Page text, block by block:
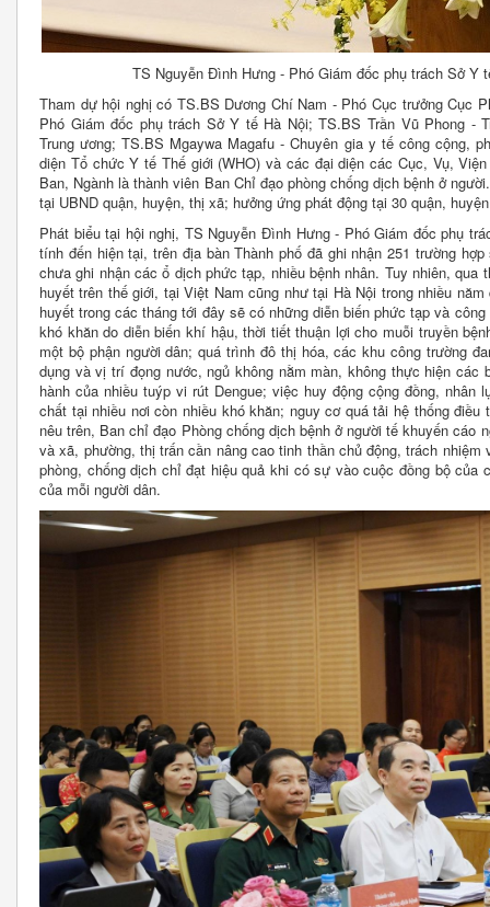
TS Nguyễn Đình Hưng - Phó Giám đốc phụ trách Sở Y
Tham dự hội nghị có TS.BS Dương Chí Nam - Phó Cục trưởng Cục
Phó Giám đốc phụ trách Sở Y tế Hà Nội; TS.BS Trần Vũ Phong -
Trung ương; TS.BS Mgaywa Magafu - Chuyên gia y tế công cộng,
diện Tổ chức Y tế Thế giới (WHO) và các đại diện các Cục, Vụ,
Ban, Ngành là thành viên Ban Chỉ đạo phòng chống dịch bệnh ở
tại UBND quận, huyện, thị xã; hưởng ứng phát động tại 30 quận,
Phát biểu tại hội nghị, TS Nguyễn Đình Hưng - Phó Giám đốc phụ
tính đến hiện tại, trên địa bàn Thành phố đã ghi nhận 251 trường
chưa ghi nhận các ổ dịch phức tạp, nhiều bệnh nhân. Tuy nhiên,
huyết trên thế giới, tại Việt Nam cũng như tại Hà Nội trong nhiều
huyết trong các tháng tới đây sẽ có những diễn biến phức tạp và
khó khăn do diễn biến khí hậu, thời tiết thuận lợi cho muỗi truyền
một bộ phận người dân; quá trình đô thị hóa, các khu công trường
dụng và vị trí đọng nước, ngủ không nằm màn, không thực hiện các
hành của nhiều tuýp vi rút Dengue; việc huy động cộng đồng, nhân
chất tại nhiều nơi còn nhiều khó khăn; nguy cơ quá tải hệ thống
nêu trên, Ban chỉ đạo Phòng chống dịch bệnh ở người tế khuyến cáo
và xã, phường, thị trấn cần nâng cao tinh thần chủ động, trách
phòng, chống dịch chỉ đạt hiệu quả khi có sự vào cuộc đồng bộ
của mỗi người dân.